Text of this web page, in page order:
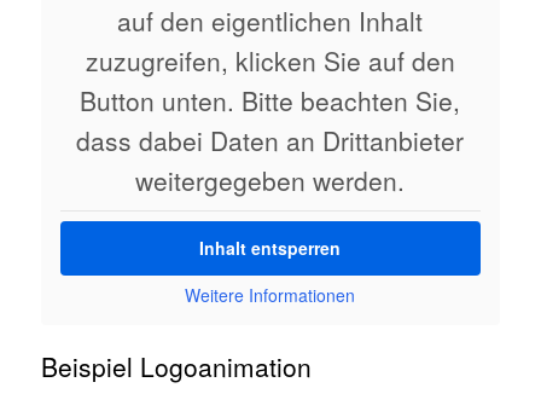
auf den eigentlichen Inhalt
zuzugreifen, klicken Sie auf den
Button unten. Bitte beachten Sie,
dass dabei Daten an Drittanbieter
weitergegeben werden.
Inhalt entsperren
Weitere Informationen
Beispiel Logoanimation